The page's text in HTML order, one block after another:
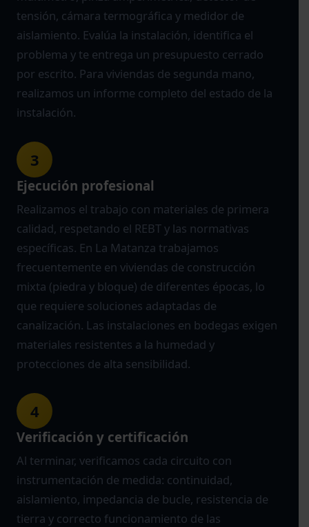
tensión, cámara termográfica y medidor de
aislamiento. Evalúa la instalación, identifica el
problema y te entrega un presupuesto cerrado
por escrito. Para viviendas de segunda mano,
realizamos un informe completo del estado de la
instalación.
3
Ejecución profesional
Realizamos el trabajo con materiales de primera
calidad, respetando el REBT y las normativas
específicas. En La Matanza trabajamos
frecuentemente en viviendas de construcción
mixta (piedra y bloque) de diferentes épocas, lo
que requiere soluciones adaptadas de
canalización. Las instalaciones en bodegas exigen
materiales resistentes a la humedad y
protecciones de alta sensibilidad.
4
Verificación y certificación
Al terminar, verificamos cada circuito con
instrumentación de medida: continuidad,
aislamiento, impedancia de bucle, resistencia de
tierra y correcto funcionamiento de las